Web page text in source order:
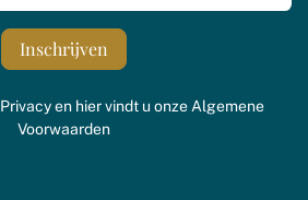
Inschrijven
Privacyen hier vindt u onze Algemene
Voorwaarden